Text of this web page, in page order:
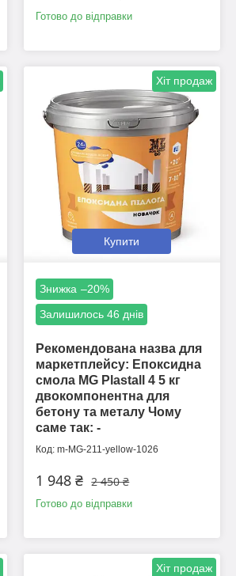
Готово до відправки
Хіт продаж
Купити
–20%
Залишилось 46 днів
Рекомендована назва для
маркетплейсу: Епоксидна
смола MG Plastall 4 5 кг
двокомпонентна для
бетону та металу Чому
саме так: -
m-MG-211-yellow-1026
2 450 ₴
1 948 ₴
Готово до відправки
Хіт продаж